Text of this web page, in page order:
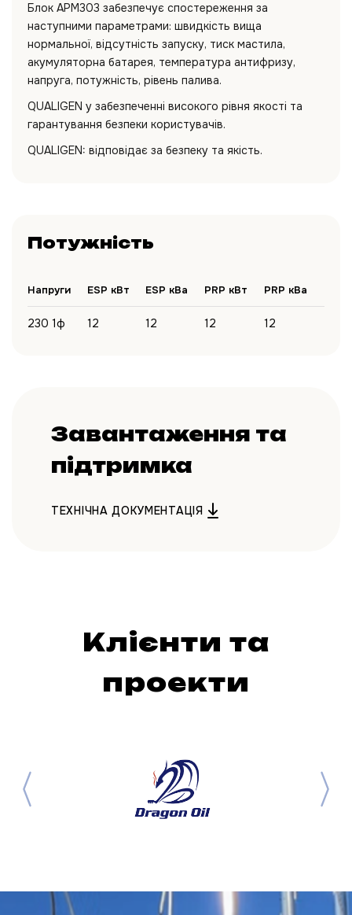
Блок APM303 забезпечує спостереження за
наступними параметрами: швидкість вища
нормальної, відсутність запуску, тиск мастила,
акумуляторна батарея, температура антифризу,
напруга, потужність, рівень палива.
QUALIGEN у забезпеченні високого рівня якості та
гарантування безпеки користувачів.
QUALIGEN: відповідає за безпеку та якість.
Потужність
Напруги ESP кВт ESP кВа PRP кВт PRP кВа
230 1ф 12 12 12 12
Завантаження та
підтримка
ТЕХНІЧНА ДОКУМЕНТАЦІЯ
Клієнти та
проекти